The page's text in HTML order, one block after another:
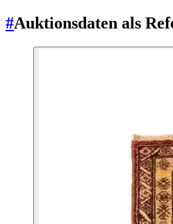
#Auktionsdaten als